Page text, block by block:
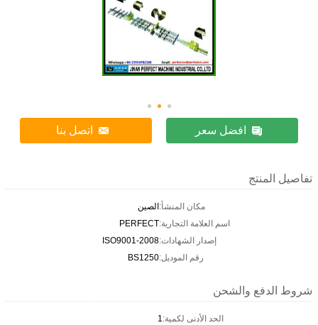
افضل سعر اتصل بنا
تفاصيل المنتج
مكان المنشأ:الصين
اسم العلامة التجارية:PERFECT
إصدار الشهادات:ISO9001-2008
رقم الموديل:BS1250
شروط الدفع والشحن
الحد الأدنى لكمية:1